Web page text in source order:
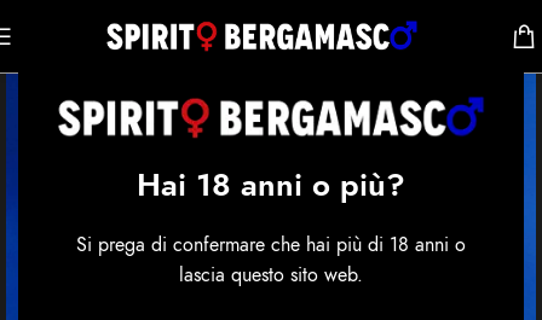
Hai 18 anni o più?
Si prega di confermare che hai più di 18 anni o
lascia questo sito web.